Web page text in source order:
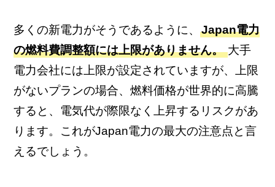
多くの新電力がそうであるように、Japan電力
の燃料費調整額には上限がありません。 大手
電力会社には上限が設定されていますが、上限
がないプランの場合、燃料価格が世界的に高騰
すると、電気代が際限なく上昇するリスクがあ
ります。これがJapan電力の最大の注意点と言
えるでしょう。